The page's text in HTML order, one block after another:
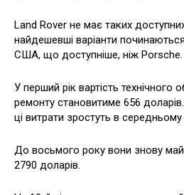
Land Rover не має таких
найдешевші варіанти
США, що доступніше, ніж Porsche.
У перший рік вартість технічного
ремонту становитиме 656
ці витрати зростуть в
До восьмого року вони знову
2790 доларів.